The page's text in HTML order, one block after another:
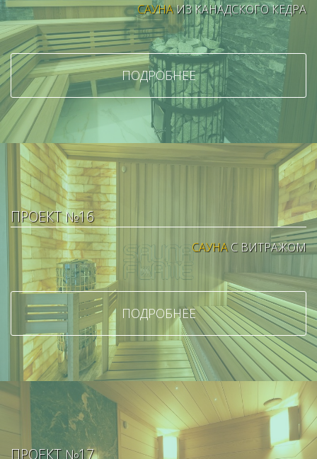
САУНАИЗ КАНАДСКОГО КЕДРА
ПОДРОБНЕЕ
ПРОЕКТ №16
САУНАС ВИТРАЖОМ
ПОДРОБНЕЕ
ПРОЕКТ №17